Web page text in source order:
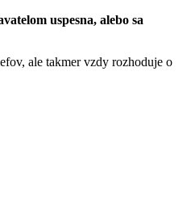
uspesna, alebo sa
ale takmer vzdy rozhoduje o